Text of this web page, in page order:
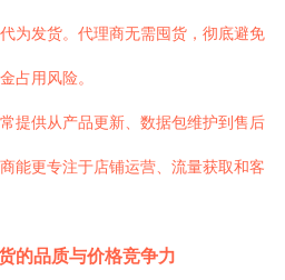
为发货。代理商无需囤货，彻底避免
占用风险。
提供从产品更新、数据包维护到售后
能更专注于店铺运营、流量获取和客
的品质与价格竞争力